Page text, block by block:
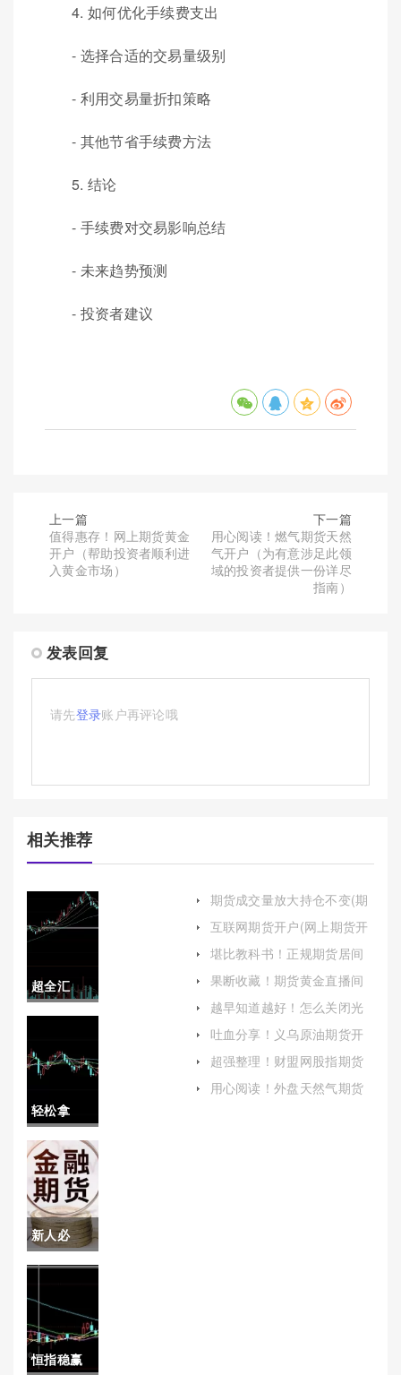
4. 如何优化手续费支出
- 选择合适的交易量级别
- 利用交易量折扣策略
- 其他节省手续费方法
5. 结论
- 手续费对交易影响总结
- 未来趋势预测
- 投资者建议
上一篇
值得惠存！网上期货黄金
开户（帮助投资者顺利进
入黄金市场）
下一篇
用心阅读！燃气期货天然
气开户（为有意涉足此领
域的投资者提供一份详尽
指南）
发表回复
请先登录账户再评论哦
相关推荐
超全汇
总！期货
喊单直播
播室(期货
喊单直播
室)
轻松拿
捏！期货
交易系统
大全(实践
中不断优
新人必
备！棉花
期货实时
行情(新疆
棉花期货
恒指稳赢
期货成交量放大持仓不变(期
回事)
互联网期货开户(网上期货开
堪比教科书！正规期货居间
果断收藏！期货黄金直播间
角落
越早知道越好！怎么关闭光
销)
吐血分享！义乌原油期货开
选)
超强整理！财盟网股指期货
用心阅读！外盘天然气期货